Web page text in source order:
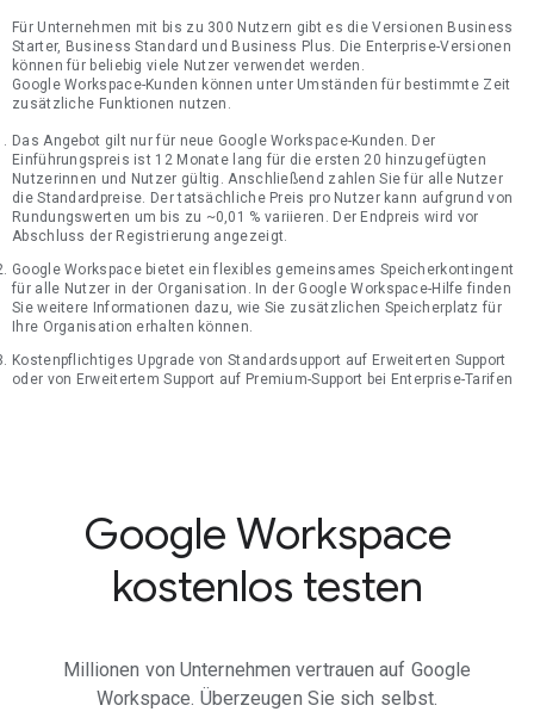
Für Unternehmen mit bis zu 300 Nutzern gibt es die Versionen Business
Starter, Business Standard und Business Plus. Die Enterprise-Versionen
können für beliebig viele Nutzer verwendet werden.
Google Workspace-Kunden können unter Umständen für bestimmte Zeit
zusätzliche Funktionen nutzen.
Das Angebot gilt nur für neue Google Workspace-Kunden. Der
Einführungspreis ist 12 Monate lang für die ersten 20 hinzugefügten
Nutzerinnen und Nutzer gültig. Anschließend zahlen Sie für alle Nutzer
die Standardpreise. Der tatsächliche Preis pro Nutzer kann aufgrund von
Rundungswerten um bis zu ~0,01 % variieren. Der Endpreis wird vor
Abschluss der Registrierung angezeigt.
Google Workspace bietet ein flexibles gemeinsames Speicherkontingent
für alle Nutzer in der Organisation. In der Google Workspace-Hilfe finden
Sie weitere Informationen dazu, wie Sie zusätzlichen Speicherplatz für
Ihre Organisation erhalten können.
Kostenpflichtiges Upgrade von Standardsupport auf Erweiterten Support
oder von Erweitertem Support auf Premium-Support bei Enterprise-Tarifen
Google Workspace
kostenlos testen
Millionen von Unternehmen vertrauen auf Google
Workspace. Überzeugen Sie sich selbst.